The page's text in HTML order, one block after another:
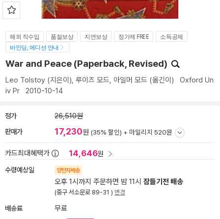
해외 직수입 품절보상 지연보상 정가제 FREE
소득공제
바인딩, 에디션 안내
War and Peace (Paperback, Revised)
Leo Tolstoy (지은이), 루이즈 모드, 아일머 모드 (옮긴이) Oxford Un
iv Pr 2010-10-14
정가 26,510원
판매가 17,230원 (35% 할인) + 마일리지 520원
카드최대혜택가 14,646원
수령예상일 양탄자배송
오후 1시까지 주문하면 밤 11시 잠들기전 배송
(중구 서소문로 89-31 ) 변경
배송료
무료